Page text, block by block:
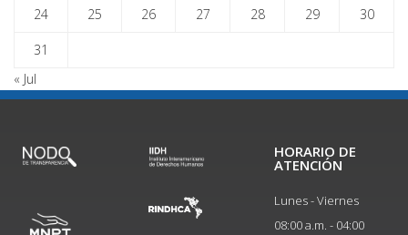
24 25 26 27 28 29 30
31
« Jul
HORARIO DE
ATENCIÓN
Lunes - Viernes
08:00 a.m. - 04:00